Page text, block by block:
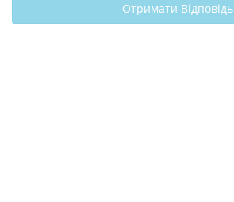
Отримати Відповідь